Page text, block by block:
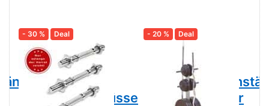
- 30 % Deal
POWER-XTREME
Kurzhantel
30mm, inkl.
Sterneverschlüsse
- 20 % Deal
BODY-SOLID
GSWT
& Stangenhalter